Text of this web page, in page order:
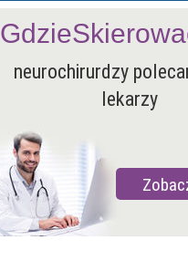
neurochirurdzy
lekarzy